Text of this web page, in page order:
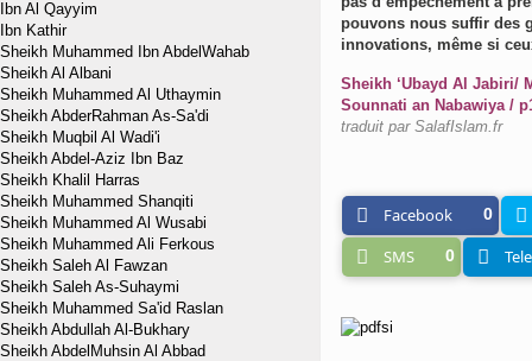
pouvons nous suffir des
innovations, même si
Sheikh ‘Ubayd Al Jabiri/
Sounnati an Nabawiya /
traduit par SalafIslam.fr
Facebook 0
SMS 0
Ibn Al Qayyim
Ibn Kathir
Sheikh Muhammed Ibn AbdelWahab
Sheikh Al Albani
Sheikh Muhammed Al Uthaymin
Sheikh AbderRahman As-Sa'di
Sheikh Muqbil Al Wadi'i
Sheikh Abdel-Aziz Ibn Baz
Sheikh Khalil Harras
Sheikh Muhammed Shanqiti
Sheikh Muhammed Al Wusabi
Sheikh Muhammed Ali Ferkous
Sheikh Saleh Al Fawzan
Sheikh Saleh As-Suhaymi
Sheikh Muhammed Sa'id Raslan
Sheikh Abdullah Al-Bukhary
Sheikh AbdelMuhsin Al Abbad